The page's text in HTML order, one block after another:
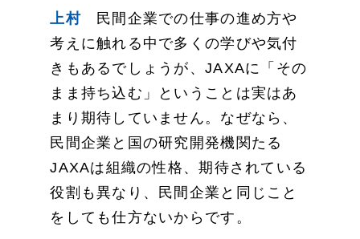
上村民間企業での仕事の進め方や
考えに触れる中で多くの学びや気付
きもあるでしょうが、JAXAに「その
まま持ち込む」ということは実はあ
まり期待していません。なぜなら、
民間企業と国の研究開発機関たる
JAXAは組織の性格、期待されている
役割も異なり、民間企業と同じこと
をしても仕方ないからです。